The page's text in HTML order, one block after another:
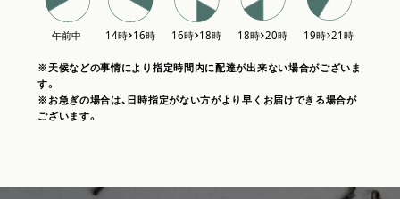
※天候などの事情により指定時間内に配達が出来ない場合がございま
す。
※お急ぎの場合は、日時指定がない方がより早くお届けできる場合が
ございます。